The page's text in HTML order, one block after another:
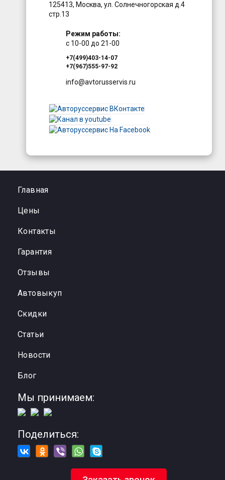
125413, Москва, ул. Солнечногорская д.4
стр.13
Режим работы:
с 10-00 до 21-00
+7(499)403-14-07
+7(967)555-97-92
info@avtorusservis.ru
Главная
Цены
Контакты
Гарантия
Отзывы
Автовыкуп
Cкидки
Статьи
Новости
Блог
Мы принимаем:
Поделиться: